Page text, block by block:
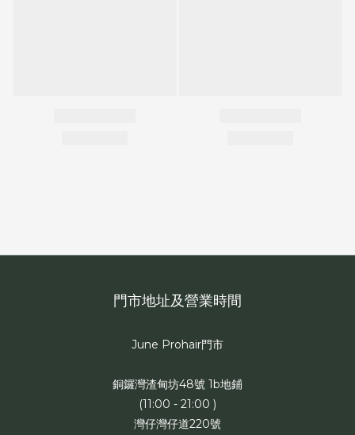
門市地址及營業時間
June Prohair門市
銅鑼灣渣甸坊48號 1b地鋪
(11:00 - 21:00 )
灣仔灣仔道220號